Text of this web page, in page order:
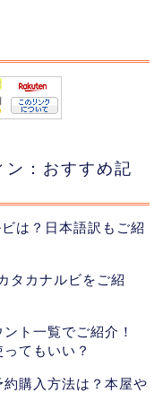
ン：おすすめ記
は？日本語訳もご紹
タカナルビをご紹
ト一覧でご紹介！
てもいい？
購入方法は？本屋や